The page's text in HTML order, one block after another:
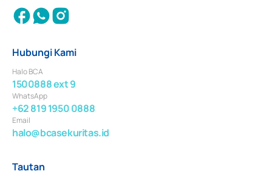
Hubungi Kami
Halo BCA
1500888 ext 9
WhatsApp
+62 819 1950 0888
Email
halo@bcasekuritas.id
Tautan